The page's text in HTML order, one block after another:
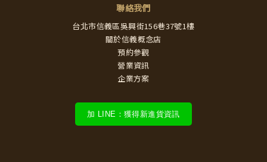
聯絡我們
台北市信義區吳興街156巷37號1樓
關於信義概念店
預約參觀
營業資訊
企業方案
加 LINE：獲得新進貨資訊